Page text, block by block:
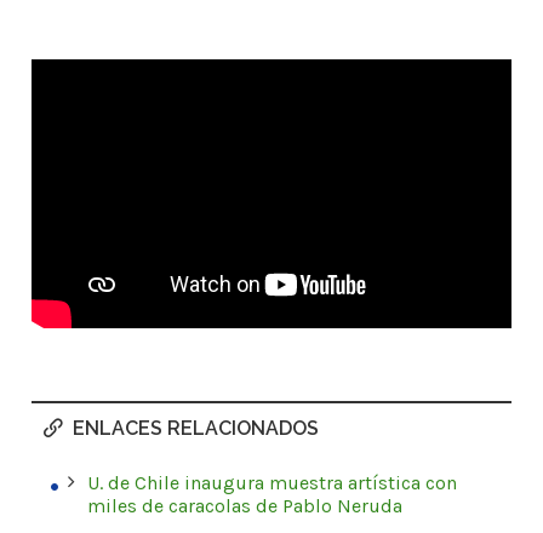
ENLACES RELACIONADOS
U. de Chile inaugura muestra artística con
miles de caracolas de Pablo Neruda